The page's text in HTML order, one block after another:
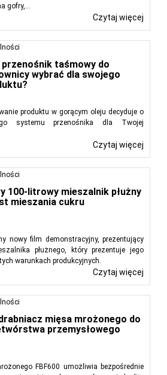
gofry,...
Czytaj więcej
przenośnik taśmowy do
wybrać dla swojego
produktu w gorącym oleju decyduje o
systemu przenośnika dla Twojej
Czytaj więcej
100-litrowy mieszalnik płużny
mieszania cukru
nowy film demonstracyjny, prezentujący
płużnego, który prezentuje jego
warunkach produkcyjnych.
Czytaj więcej
mięsa mrożonego do
przemysłowego
FBF600 umożliwia bezpośrednie